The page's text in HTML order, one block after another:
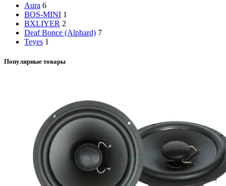
Aura 6
BOS-MINI 1
BXLIYER 2
Deaf Bonce (Alphard) 7
Teyes 1
Популярные товары